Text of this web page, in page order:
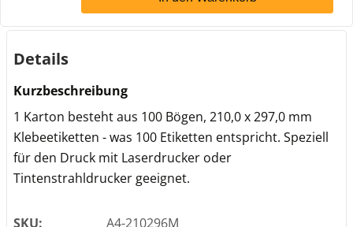
Details
Kurzbeschreibung
1 Karton besteht aus 100 Bögen, 210,0 x 297,0 mm
Klebeetiketten - was 100 Etiketten entspricht. Speziell
für den Druck mit Laserdrucker oder
Tintenstrahldrucker geeignet.
SKU:
A4-210296M